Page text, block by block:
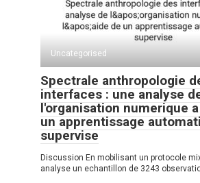
Uncategorised
Spectrale anthropologie
interfaces : une analyse
l'organisation numerique
un apprentissage
supervise
Discussion En mobilisant un protocole
analyse un echantillon de 3243